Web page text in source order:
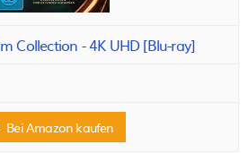
Collection - 4K UHD [Blu-ray]
Bei Amazon kaufen